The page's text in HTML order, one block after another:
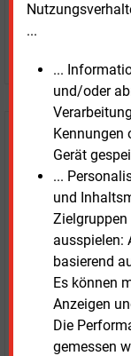
...
...
und/oder
Kennungen
Gerät
...
und
ausspielen:
basierend
Es können
Anzeigen
Die
gemessen
Testen Sie
Zwei
Zugang auf
Prognose-
+ einmal
+ zwei
ohne
JETZT